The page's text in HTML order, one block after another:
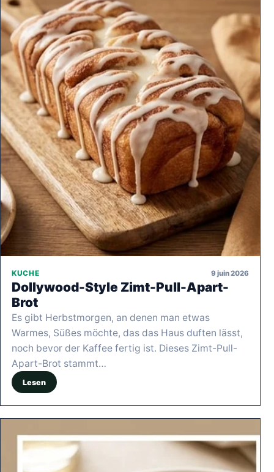
KUCHE 9 juin 2026
Dollywood-Style Zimt-Pull-Apart-
Brot
Es gibt Herbstmorgen, an denen man etwas
Warmes, Süßes möchte, das das Haus duften lässt,
noch bevor der Kaffee fertig ist. Dieses Zimt-Pull-
Apart-Brot stammt…
Lesen